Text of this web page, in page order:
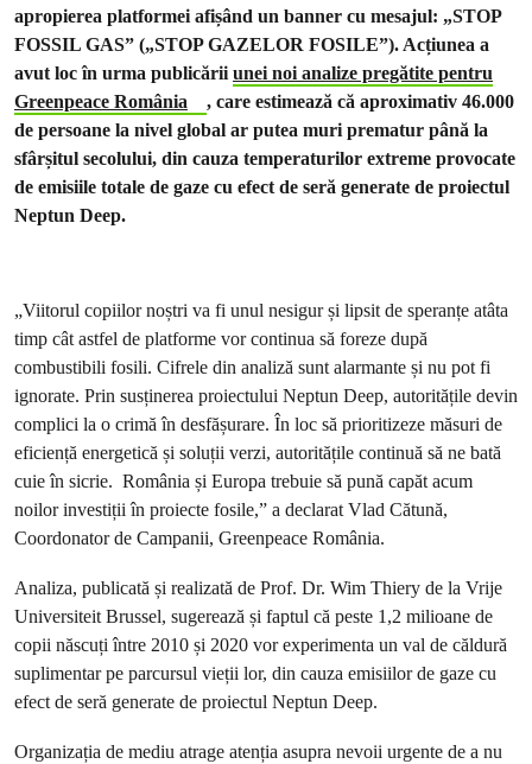
apropierea platformei afișând un banner cu mesajul: „STOP
FOSSIL GAS” („STOP GAZELOR FOSILE”). Acțiunea a
avut loc în urma publicăriiunei noi analize pregătite pentru
Greenpeace România
, care estimează că aproximativ 46.000
de persoane la nivel global ar putea muri prematur până la
sfârșitul secolului, din cauza temperaturilor extreme provocate
de emisiile totale de gaze cu efect de seră generate de proiectul
Neptun Deep.
„Viitorul copiilor noștri va fi unul nesigur și lipsit de speranțe atâta
timp cât astfel de platforme vor continua să foreze după
combustibili fosili. Cifrele din analiză sunt alarmante și nu pot fi
ignorate. Prin susținerea proiectului Neptun Deep, autoritățile devin
complici la o crimă în desfășurare. În loc să prioritizeze măsuri de
eficiență energetică și soluții verzi, autoritățile continuă să ne bată
cuie în sicrie. România și Europa trebuie să pună capăt acum
noilor investiții în proiecte fosile,” a declarat Vlad Cătună,
Coordonator de Campanii, Greenpeace România.
Analiza, publicată și realizată de Prof. Dr. Wim Thiery de la Vrije
Universiteit Brussel, sugerează și faptul că peste 1,2 milioane de
copii născuți între 2010 și 2020 vor experimenta un val de căldură
suplimentar pe parcursul vieții lor, din cauza emisiilor de gaze cu
efect de seră generate de proiectul Neptun Deep.
Organizația de mediu atrage atenția asupra nevoii urgente de a nu